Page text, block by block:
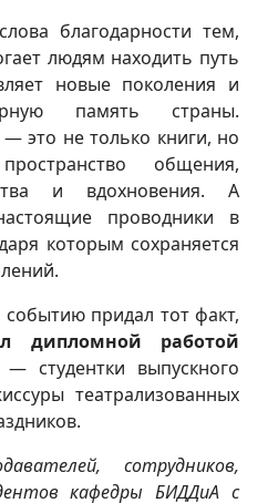
благодарности тем,
людям находить путь
новые поколения и
память страны.
— это не только книги, но
общения,
и вдохновения. А
проводники в
которым сохраняется
придал тот факт,
дипломной работой
— студентки выпускного
театрализованных
сотрудников,
кафедры БИДДиА с